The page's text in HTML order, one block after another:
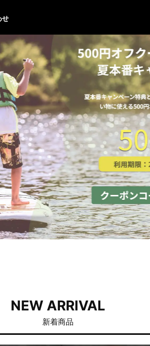
せ
NEW ARRIVAL
新着商品